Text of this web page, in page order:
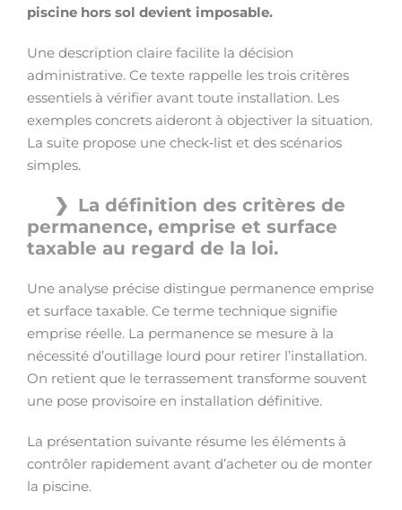
piscine hors sol devient imposable.
Une description claire facilite la décision
administrative. Ce texte rappelle les trois critères
essentiels à vérifier avant toute installation. Les
exemples concrets aideront à objectiver la situation.
La suite propose une check‑list et des scénarios
simples.
La définition des critères de
permanence, emprise et surface
taxable au regard de la loi.
Une analyse précise distingue permanence emprise
et surface taxable. Ce terme technique signifie
emprise réelle. La permanence se mesure à la
nécessité d’outillage lourd pour retirer l’installation.
On retient que le terrassement transforme souvent
une pose provisoire en installation définitive.
La présentation suivante résume les éléments à
contrôler rapidement avant d’acheter ou de monter
la piscine.